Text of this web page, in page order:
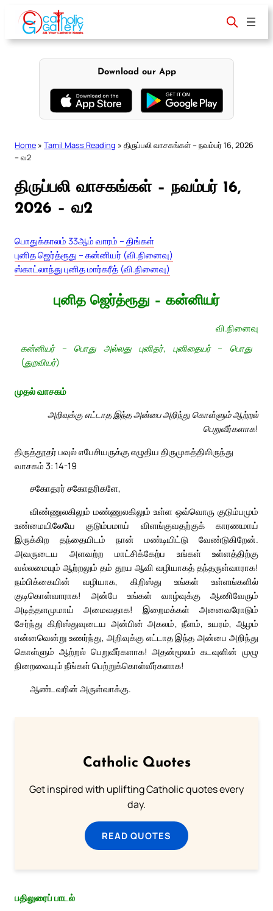
content
Download our App
Home » Tamil Mass Reading » திருப்பலி வாசகங்கள் – நவம்பர் 16, 2026
– வ2
திருப்பலி வாசகங்கள் – நவம்பர் 16,
2026 – வ2
பொதுக்காலம் 33ஆம் வாரம் – திங்கள்
புனித ஜெர்த்ரூது – கன்னியர் (வி.நினைவு)
ஸ்காட்லாந்து புனித மார்கரீத் (வி.நினைவு)
புனித ஜெர்த்ரூது – கன்னியர்
வி.நினைவு
கன்னியர் – பொது அல்லது புனிதர், புனிதையர் – பொது
(துறவியர்)
முதல் வாசகம்
அறிவுக்கு எட்டாத இந்த அன்பை அறிந்து கொள்ளும் ஆற்றல்
பெறுவீர்களாக!
திருத்தூதர் பவுல் எபேசியருக்கு எழுதிய திருமுகத்திலிருந்து
வாசகம் 3: 14-19
சகோதரர் சகோதரிகளே,
விண்ணுலகிலும் மண்ணுலகிலும் உள்ள ஒவ்வொரு குடும்பமும்
உண்மையிலேயே குடும்பமாய் விளங்குவதற்குக் காரணமாய்
இருக்கிற தந்தையிடம் நான் மண்டியிட்டு வேண்டுகிறேன்.
அவருடைய அளவற்ற மாட்சிக்கேற்ப உங்கள் உள்ளத்திற்கு
வல்லமையும் ஆற்றலும் தம் தூய ஆவி வழியாகத் தந்தருள்வாராக!
நம்பிக்கையின் வழியாக, கிறிஸ்து உங்கள் உள்ளங்களில்
குடிகொள்வாராக! அன்பே உங்கள் வாழ்வுக்கு ஆணிவேரும்
அடித்தளமுமாய் அமைவதாக! இறைமக்கள் அனைவரோடும்
சேர்ந்து கிறிஸ்துவுடைய அன்பின் அகலம், நீளம், உயரம், ஆழம்
என்னவென்று உணர்ந்து, அறிவுக்கு எட்டாத இந்த அன்பை அறிந்து
கொள்ளும் ஆற்றல் பெறுவீர்களாக! அதன்மூலம் கடவுளின் முழு
நிறைவையும் நீங்கள் பெற்றுக்கொள்வீர்களாக!
ஆண்டவரின் அருள்வாக்கு.
Catholic Quotes
Get inspired with uplifting Catholic quotes every
day.
READ QUOTES
பதிலுரைப் பாடல்